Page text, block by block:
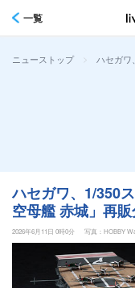
一覧
ニューストップ > ハセガワ
ハセガワ、1/350
空母艦 赤城」再
2026年6月11日 0時0分 写真：HOBBY